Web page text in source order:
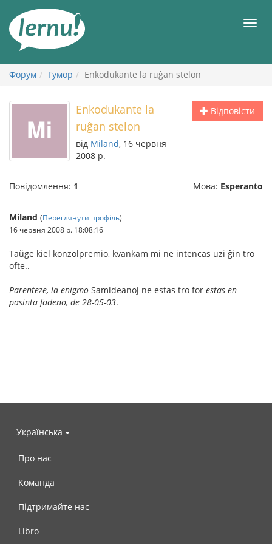
змісту
Форум Гумор Enkodukante la ruĝan stelon
Відповісти
Enkodukante la
ruĝan stelon
від Miland, 16 червня
2008 р.
Повідомлення: 1 Мова: Esperanto
Miland (Переглянути профіль)
16 червня 2008 р. 18:08:16
Taŭge kiel konzolpremio, kvankam mi ne intencas uzi ĝin tro
ofte..
Parenteze, la enigmo Samideanoj ne estas tro for estas en
pasinta fadeno, de 28-05-03.
Українська
Про нас
Команда
Підтримайте нас
Libro